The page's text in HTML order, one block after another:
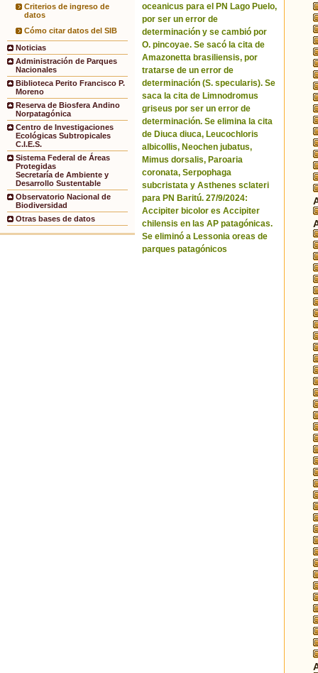
Criterios de ingreso de
datos
Cómo citar datos del SIB
Noticias
Administración de Parques
Nacionales
Biblioteca Perito Francisco P.
Moreno
Reserva de Biosfera Andino
Norpatagónica
Centro de Investigaciones
Ecológicas Subtropicales
C.I.E.S.
Sistema Federal de Áreas
Protegidas
Secretaría de Ambiente y
Desarrollo Sustentable
Observatorio Nacional de
Biodiversidad
Otras bases de datos
oceanicus para el PN Lago Puelo,
por ser un error de
determinación y se cambió por
O. pincoyae. Se sacó la cita de
Amazonetta brasiliensis, por
tratarse de un error de
determinación (S. specularis). Se
saca la cita de Limnodromus
griseus por ser un error de
determinación. Se elimina la cita
de Diuca diuca, Leucochloris
albicollis, Neochen jubatus,
Mimus dorsalis, Paroaria
coronata, Serpophaga
subcristata y Asthenes sclateri
para PN Baritú. 27/9/2024:
Accipiter bicolor es Accipiter
chilensis en las AP patagónicas.
Se eliminó a Lessonia oreas de
parques patagónicos